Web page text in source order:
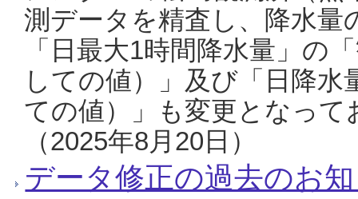
測データを精査し、降水
「日最大1時間降水量」の
しての値）」及び「日降
ての値）」も変更となっ
（2025年8月20日）
データ修正の過去のお